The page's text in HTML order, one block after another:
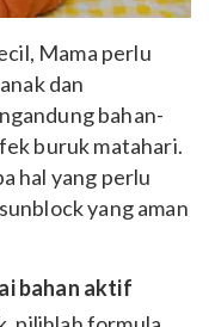
Mama perlu
dan
bahan-
buruk matahari.
hal yang perlu
yang aman
bahan aktif